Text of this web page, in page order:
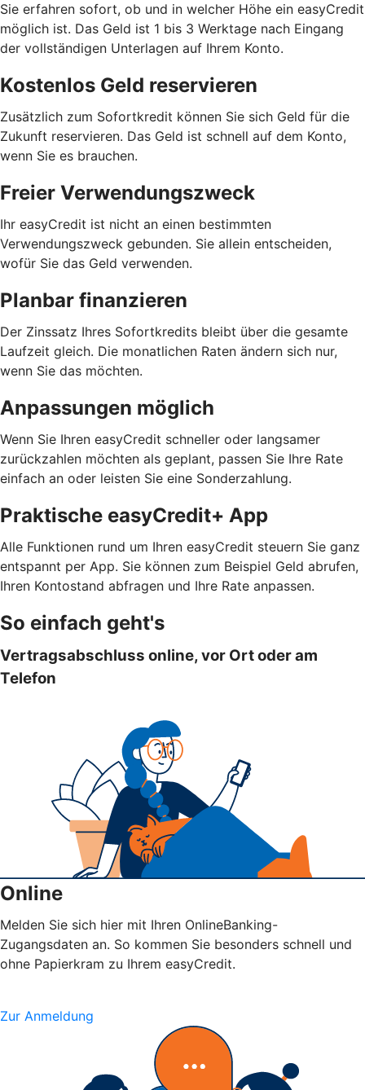
Sie erfahren sofort, ob und in welcher Höhe ein easyCredit
möglich ist. Das Geld ist 1 bis 3 Werktage nach Eingang
der vollständigen Unterlagen auf Ihrem Konto.
Kostenlos Geld reservieren
Zusätzlich zum Sofortkredit können Sie sich Geld für die
Zukunft reservieren. Das Geld ist schnell auf dem Konto,
wenn Sie es brauchen.
Freier Verwendungszweck
Ihr easyCredit ist nicht an einen bestimmten
Verwendungszweck gebunden. Sie allein entscheiden,
wofür Sie das Geld verwenden.
Planbar finanzieren
Der Zinssatz Ihres Sofortkredits bleibt über die gesamte
Laufzeit gleich. Die monatlichen Raten ändern sich nur,
wenn Sie das möchten.
Anpassungen möglich
Wenn Sie Ihren easyCredit schneller oder langsamer
zurückzahlen möchten als geplant, passen Sie Ihre Rate
einfach an oder leisten Sie eine Sonderzahlung.
Praktische easyCredit+ App
Alle Funktionen rund um Ihren easyCredit steuern Sie ganz
entspannt per App. Sie können zum Beispiel Geld abrufen,
Ihren Kontostand abfragen und Ihre Rate anpassen.
So einfach geht's
Vertragsabschluss online, vor Ort oder am
Telefon
Online
Melden Sie sich hier mit Ihren OnlineBanking-
Zugangsdaten an. So kommen Sie besonders schnell und
ohne Papierkram zu Ihrem easyCredit.
Zur Anmeldung